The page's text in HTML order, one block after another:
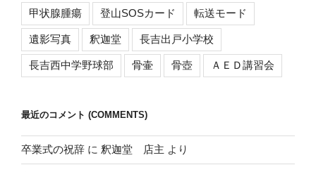
甲状腺腫瘍 登山SOSカード 転送モード
遺影写真 釈迦堂 長吉出戸小学校
長吉西中学野球部 骨壷 骨壺 ＡＥＤ講習会
最近のコメント (COMMENTS)
卒業式の祝辞 に 釈迦堂 店主 より